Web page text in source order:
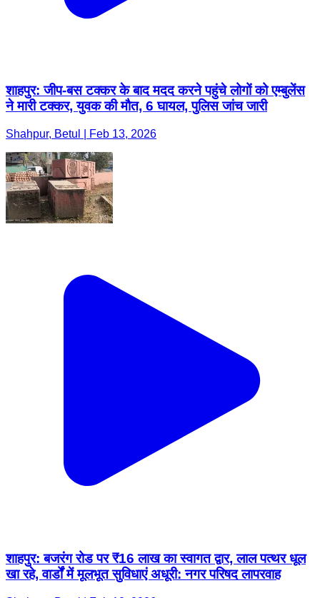
शाहपुर: जीप-बस टक्कर के बाद मदद करने पहुंचे लोगों को एम्बुलेंस
ने मारी टक्कर, युवक की मौत, 6 घायल, पुलिस जांच जारी
Shahpur, Betul | Feb 13, 2026
शाहपुर: बजरंग रोड पर ₹16 लाख का स्वागत द्वार, लाल पत्थर धूल
खा रहे, वार्डों में मूलभूत सुविधाएं अधूरी: नगर परिषद लापरवाह